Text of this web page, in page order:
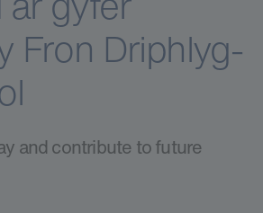
Fron Driphlyg-
and contribute to future